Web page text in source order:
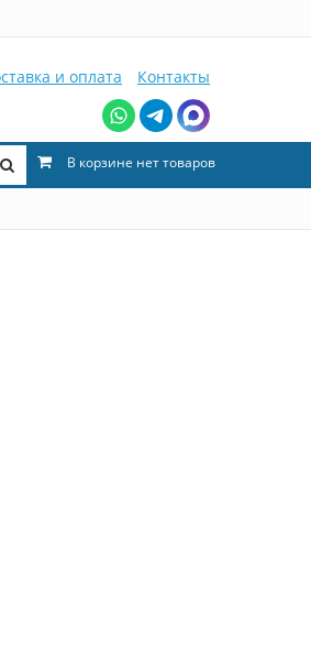
и оплата Контакты
В корзине нет товаров